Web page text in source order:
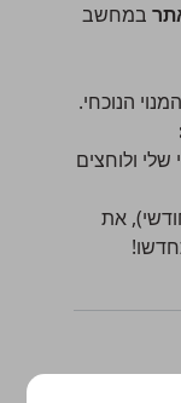
במחשב
הנוכחי.
שלי ולוחצים
את